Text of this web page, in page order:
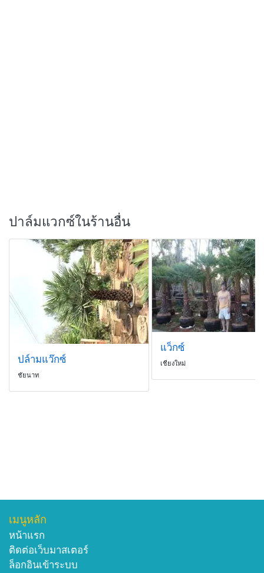
ปาล์มแวกซ์ในร้านอื่น
ปล์ามแว๊กซ์
ชัยนาท
แว็กซ์
เชียงใหม่
เมนูหลัก
หน้าแรก
ติดต่อเว็บมาสเตอร์
ล็อกอินเข้าระบบ